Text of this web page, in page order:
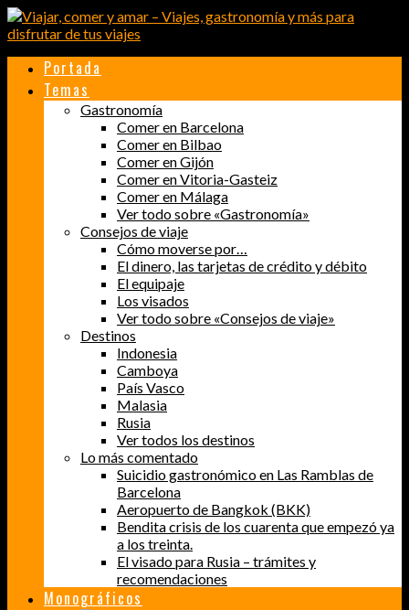
Portada
Temas
Gastronomía
Comer en Barcelona
Comer en Bilbao
Comer en Gijón
Comer en Vitoria-Gasteiz
Comer en Málaga
Ver todo sobre «Gastronomía»
Consejos de viaje
Cómo moverse por…
El dinero, las tarjetas de crédito y débito
El equipaje
Los visados
Ver todo sobre «Consejos de viaje»
Destinos
Indonesia
Camboya
País Vasco
Malasia
Rusia
Ver todos los destinos
Lo más comentado
Suicidio gastronómico en Las Ramblas de
Barcelona
Aeropuerto de Bangkok (BKK)
Bendita crisis de los cuarenta que empezó ya
a los treinta.
El visado para Rusia – trámites y
recomendaciones
Monográficos